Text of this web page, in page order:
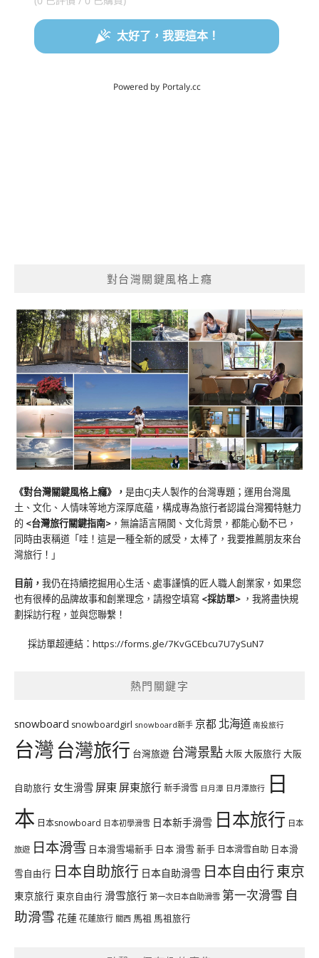
對台灣關鍵風格上癮
《對台灣關鍵風格上癮》 ， 是由CJ夫人製作的台灣專題；運用台灣風
土、文化、人情味等地方深厚底蘊，構成專為旅行者認識台灣獨特魅力
的 <台灣旅行關鍵指南> ，無論語言隔閡、文化背景，都能心動不已，
同時由衷稱道「哇！這是一種全新的感受，太棒了，我要推薦朋友來台
灣旅行！」
目前， 我仍在持續挖掘用心生活、處事謹慎的匠人職人創業家，如果您
也有很棒的品牌故事和創業理念，請撥空填寫 <採訪單> ，我將盡快規
劃採訪行程，並與您聯繫！
採訪單超連結： https://forms.gle/7KvGCEbcu7U7ySuN7
熱門關鍵字
snowboard snowboardgirl snowboard新手 京都 北海道 南投旅行
台灣台灣旅行 台灣旅遊 台灣景點大阪大阪旅行大阪
自助旅行 女生滑雪 屏東 屏東旅行新手滑雪 日月潭 日月潭旅行 日
本 日本snowboard 日本初學滑雪 日本新手滑雪 日本旅行 日本
旅遊 日本滑雪 日本滑雪場新手 日本 滑雪 新手 日本滑雪自助 日本滑
雪自由行 日本自助旅行 日本自助滑雪 日本自由行東京
東京旅行 東京自由行 滑雪旅行 第一次日本自助滑雪 第一次滑雪 自
助滑雪 花蓮花蓮旅行 關西 馬祖 馬祖旅行